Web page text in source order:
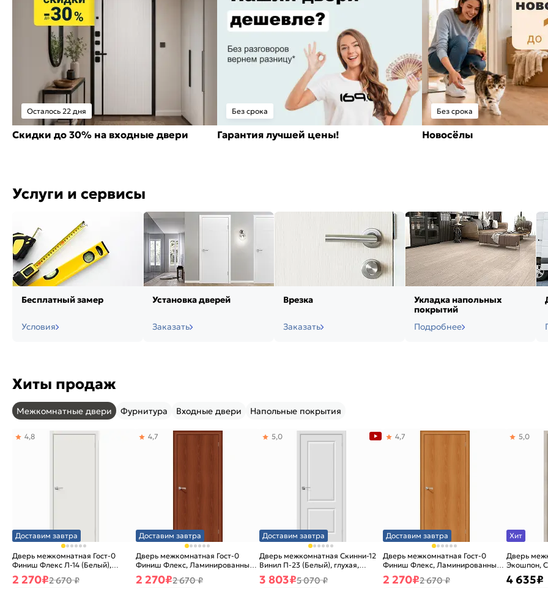
Осталось 22 дня
Скидки до 30% на входные двери
Без срока
Гарантия лучшей цены!
Без срока
Новосёлы
Услуги и сервисы
Бесплатный замер
Условия
Установка дверей
Заказать
Врезка
Заказать
Укладка напольных
покрытий
Подробнее
Хиты продаж
Межкомнатные двери Фурнитура Входные двери Напольные покрытия
Доставим завтра
Дверь межкомнатная Гост-0
Финиш Флекс Л-14 (Белый),
глухая, каркасно-щитовая
4,8
2 270₽2 670 ₽
Доставим завтра
Дверь межкомнатная Гост-0
Финиш Флекс, Ламинированные
Л-11 (ИталОрех), глухая,
каркасно-щитовая
4,7
2 270₽2 670 ₽
Доставим завтра
Дверь межкомнатная Скинни-12
Винил П-23 (Белый), глухая,
скиновая
5,0
3 803₽5 070 ₽
Доставим завтра
Дверь межкомнатная Гост-0
Финиш Флекс, Ламинированные
Л-12 (МиланОрех), глухая,
каркасно-щитовая
4,7
2 270₽2 670 ₽
Хит
Дверь
Экошпон,
5,0
4 635₽